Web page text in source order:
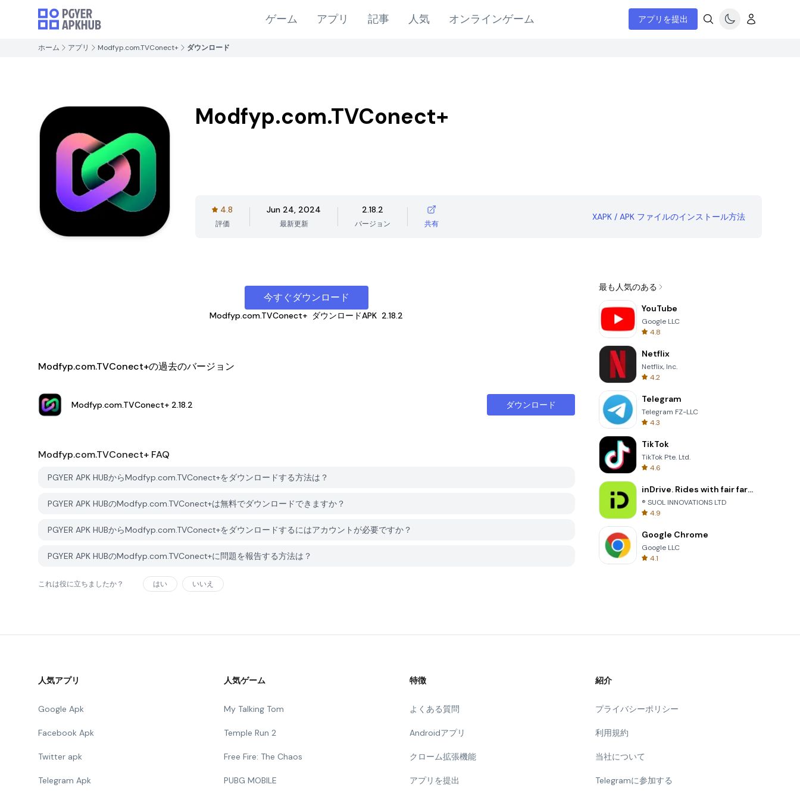
ゲーム アプリ 記事 人気 オンラインゲーム アプリを提出
ホーム アプリ Modfyp.com.TVConect+ ダウンロード
Modfyp.com.TVConect+
4.8
評価
Jun 24, 2024
最新更新
2.18.2
バージョン 共有
XAPK / APK ファイルのインストール方法
今すぐダウンロード
Modfyp.com.TVConect+ ダウンロードAPK 2.18.2
Modfyp.com.TVConect+の過去のバージョン
Modfyp.com.TVConect+ 2.18.2 ダウンロード
Modfyp.com.TVConect+ FAQ
PGYER APK HUBからModfyp.com.TVConect+をダウンロードする方法は？
PGYER APK HUBのModfyp.com.TVConect+は無料でダウンロードできますか？
PGYER APK HUBからModfyp.com.TVConect+をダウンロードするにはアカウントが必要ですか？
PGYER APK HUBのModfyp.com.TVConect+に問題を報告する方法は？
これは役に立ちましたか？ はい いいえ
最も人気のある
YouTube
Google LLC
4.8
Netflix
Netflix, Inc.
4.2
Telegram
Telegram FZ-LLC
4.3
TikTok
TikTok Pte. Ltd.
4.6
inDrive. Rides with fair fares
® SUOL INNOVATIONS LTD
4.9
Google Chrome
Google LLC
4.1
人気アプリ
Google Apk
Facebook Apk
Twitter apk
Telegram Apk
人気ゲーム
My Talking Tom
Temple Run 2
Free Fire: The Chaos
PUBG MOBILE
特徴
よくある質問
Androidアプリ
クローム拡張機能
アプリを提出
紹介
プライバシーポリシー
利用規約
当社について
Telegramに参加する